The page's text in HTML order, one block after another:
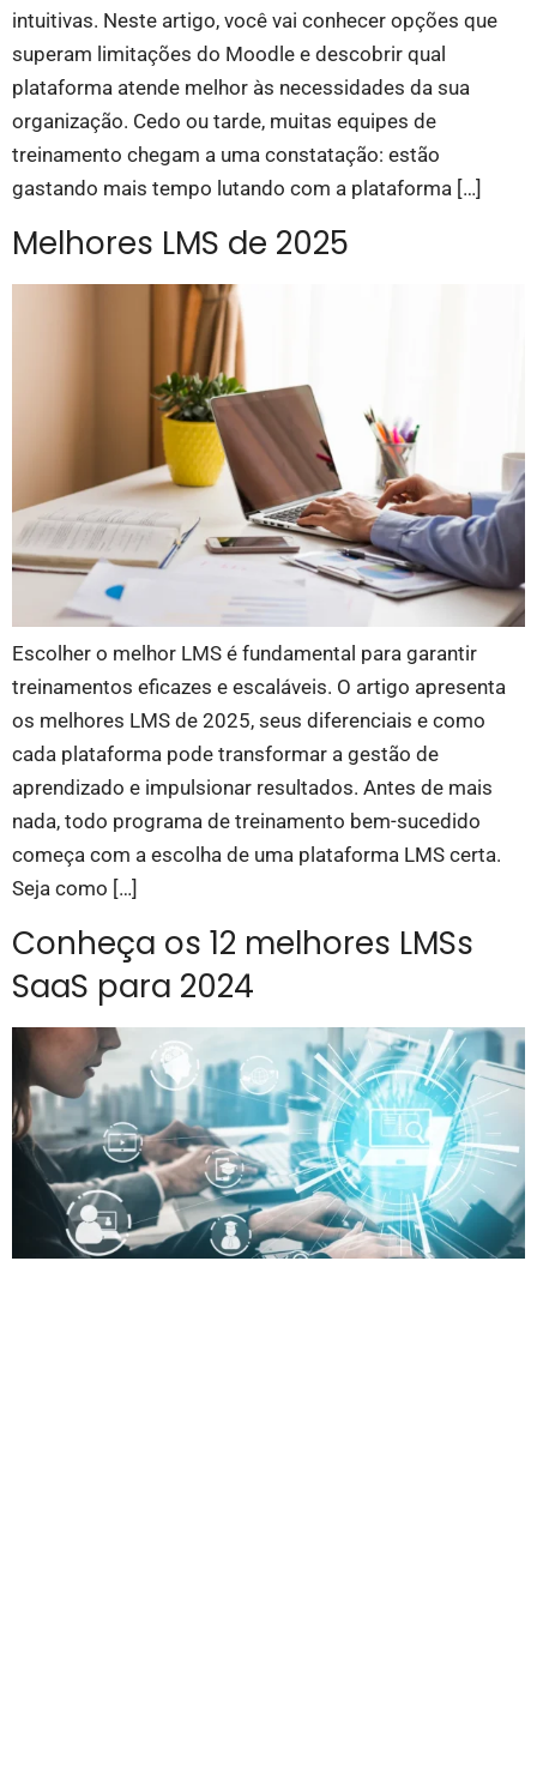
intuitivas. Neste artigo, você vai conhecer opções que
superam limitações do Moodle e descobrir qual
plataforma atende melhor às necessidades da sua
organização. Cedo ou tarde, muitas equipes de
treinamento chegam a uma constatação: estão
gastando mais tempo lutando com a plataforma […]
Melhores LMS de 2025
Escolher o melhor LMS é fundamental para garantir
treinamentos eficazes e escaláveis. O artigo apresenta
os melhores LMS de 2025, seus diferenciais e como
cada plataforma pode transformar a gestão de
aprendizado e impulsionar resultados. Antes de mais
nada, todo programa de treinamento bem-sucedido
começa com a escolha de uma plataforma LMS certa.
Seja como […]
Conheça os 12 melhores LMSs
SaaS para 2024